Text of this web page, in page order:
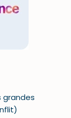
grandes